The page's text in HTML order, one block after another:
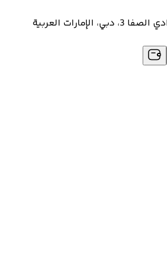
مسار الدراجات، مجان، وادي الصفا 3، دبي، الإمارات العربية